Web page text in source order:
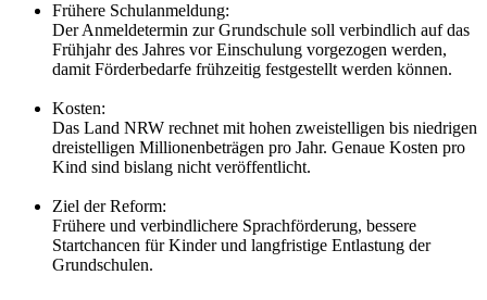
Frühere Schulanmeldung:
Der Anmeldetermin zur Grundschule soll verbindlich auf das
Frühjahr des Jahres vor Einschulung vorgezogen werden,
damit Förderbedarfe frühzeitig festgestellt werden können.
Kosten:
Das Land NRW rechnet mit hohen zweistelligen bis niedrigen
dreistelligen Millionenbeträgen pro Jahr. Genaue Kosten pro
Kind sind bislang nicht veröffentlicht.
Ziel der Reform:
Frühere und verbindlichere Sprachförderung, bessere
Startchancen für Kinder und langfristige Entlastung der
Grundschulen.